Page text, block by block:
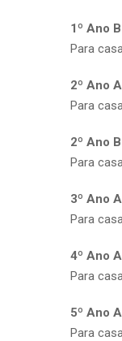
1º Ano B
Para
2º Ano A
Para
2º Ano B
Para
3º Ano A
Para
4º Ano A
Para
5º Ano A
Para